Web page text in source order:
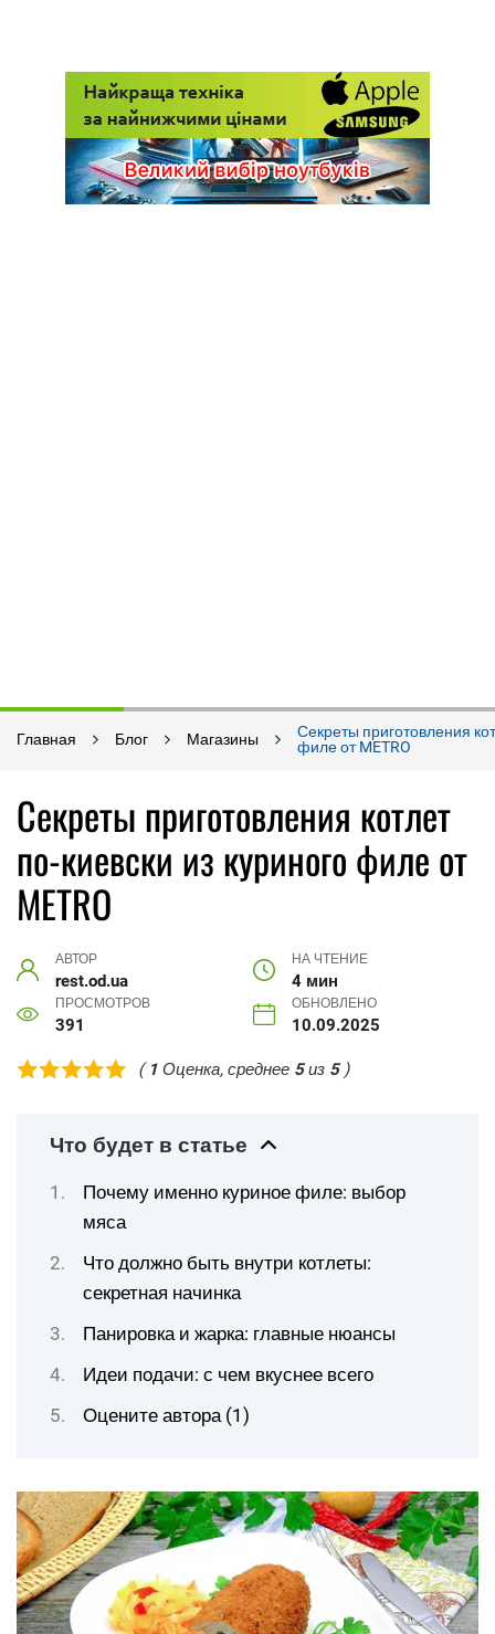
Главная Блог Магазины
Секреты приготовления
филе от METRO
Секреты приготовления котлет
по-киевски из куриного филе от
METRO
АВТОР
rest.od.ua
НА ЧТЕНИЕ
4 мин
ПРОСМОТРОВ
391
ОБНОВЛЕНО
10.09.2025
( 1 Оценка, среднее 5из 5)
Что будет в статье
Почему именно куриное филе: выбор
мяса
Что должно быть внутри котлеты:
секретная начинка
Панировка и жарка: главные нюансы
Идеи подачи: с чем вкуснее всего
Оцените автора (1)